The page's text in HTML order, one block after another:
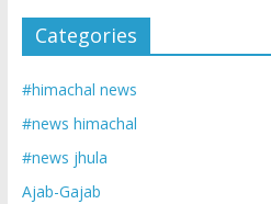
Categories
#himachal news
#news himachal
#news jhula
Ajab-Gajab